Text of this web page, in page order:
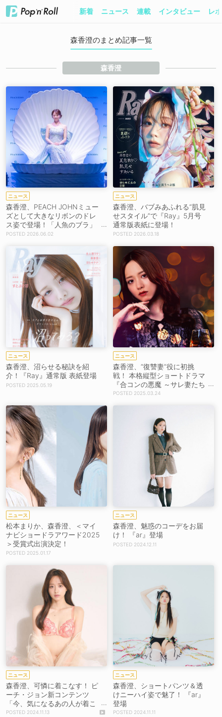
新着 ニュース 連載 インタビュー レ
森香澄のまとめ記事一覧
森香澄
ニュース
森香澄、PEACH JOHNミュー
ズとして大きなリボンのドレ
ス姿で登場！「人魚のブラ」
発表会で甘い魔法をかける
2026.06.02
ニュース
森香澄、バブみあふれる“肌見
せスタイル”で『Ray』5月号
通常版表紙に登場！
2026.03.18
ニュース
森香澄、沼らせる秘訣を紹
介！『Ray』通常版 表紙登場
2025.05.19
ニュース
森香澄、“復讐妻”役に初挑
戦！ 本格縦型ショートドラマ
『合コンの悪魔 ～サレ妻たち
の華麗なる復讐～』配信スタ
2025.03.24
ニュース
松本まりか、森香澄、＜マイ
ナビショードラアワード2025
＞受賞式出演決定！
2025.01.17
ニュース
森香澄、魅惑のコーデをお届
け！ 『ar』登場
2024.12.11
ニュース
森香澄、可憐に着こなす！ ピ
ーチ・ジョン新コンテンツ
「今、気になるあの人が着こ
なす冬の本命ランジェリー」
2024.11.13
ニュース
森香澄、ショートパンツ＆透
けニーハイ姿で魅了！ 『ar』
登場
2024.11.11